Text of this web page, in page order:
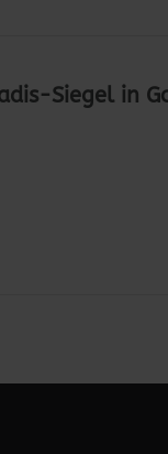
Siegel in